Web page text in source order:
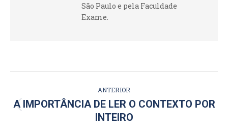
São Paulo e pela Faculdade
Exame.
DE
ANTERIOR
Post
anterior:
A IMPORTÂNCIA DE LER O CONTEXTO POR
INTEIRO